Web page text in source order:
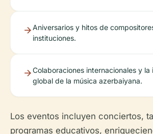
Aniversarios y hitos de
instituciones.
Colaboraciones internacionales y la
global de la música azerbaiyana.
Los eventos incluyen conciertos,
programas educativos,